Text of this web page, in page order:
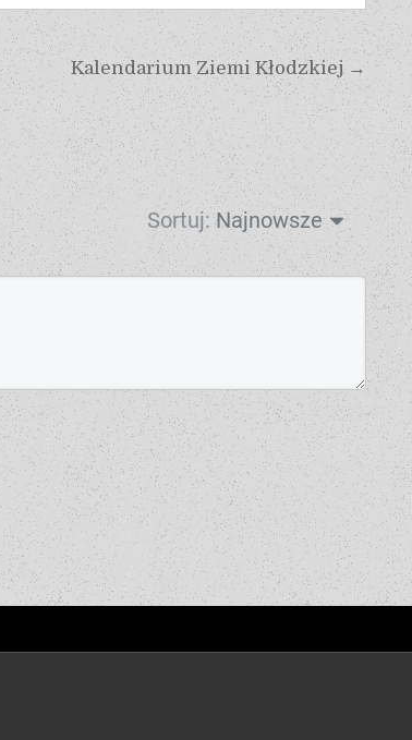
Kalendarium Ziemi Kłodzkiej →
Sortuj: Najnowsze